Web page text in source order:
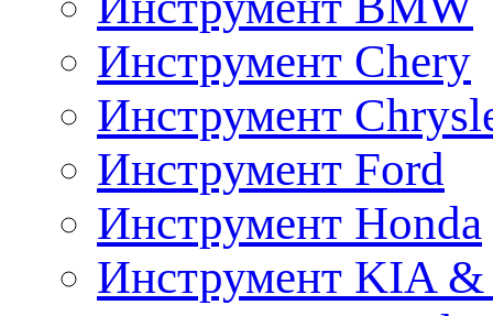
Инструмент Chery
Инструмент
Инструмент Ford
Инструмент Honda
Инструмент KIA